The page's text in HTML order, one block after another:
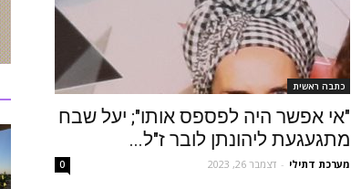
כתבה ראשית
"אי אפשר היה לפספס אותו"; יעל שבח
מתגעגעת ליהונתן לובר ז"ל...
מערכת דתילי - דצמבר 26, 2023 0